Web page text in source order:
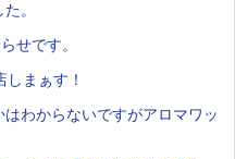
。
せです。
まぁす！
わからないですがアロマワッ